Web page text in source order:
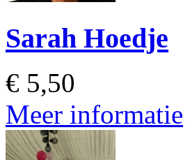
Sarah Hoedje
€ 5,50
Meer informatie